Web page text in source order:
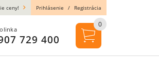
ceny! Prihlásenie / Registrácia
729 400
0